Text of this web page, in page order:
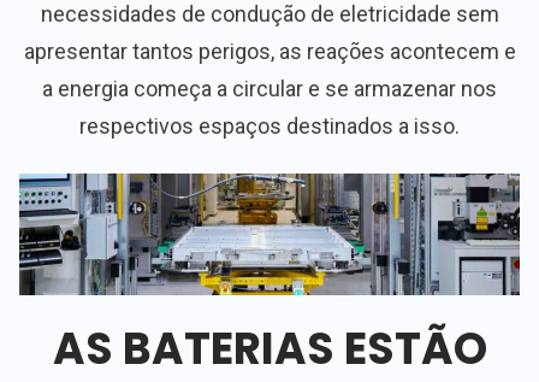
necessidades de condução de eletricidade sem
apresentar tantos perigos, as reações acontecem e
a energia começa a circular e se armazenar nos
respectivos espaços destinados a isso.
AS BATERIAS ESTÃO